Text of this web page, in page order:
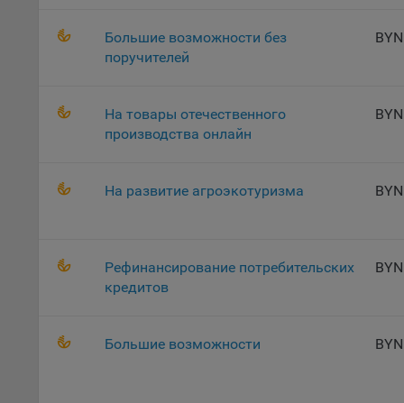
Большие возможности без
поручителей
BYN
На товары отечественного
производства онлайн
BYN
На развитие агроэкотуризма BYN
Рефинансирование потребительских
кредитов
BYN
Большие возможности BYN